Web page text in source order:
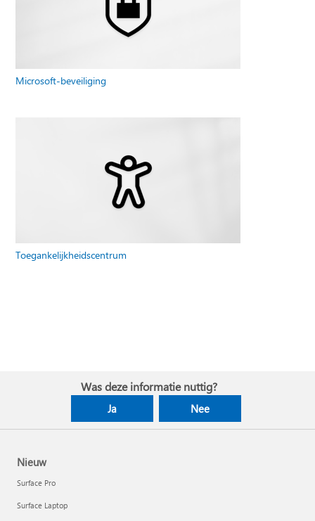
Microsoft-beveiliging
Toegankelijkheidscentrum
Was deze informatie nuttig?
Ja Nee
Nieuw
Surface Pro
Surface Laptop